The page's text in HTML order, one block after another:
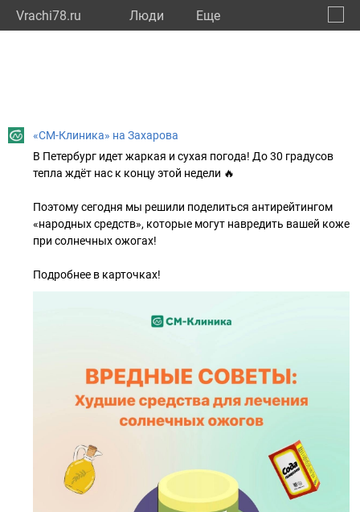
Vrachi78.ru Люди Eще
«СМ-Клиника» на Захарова
В Петербург идет жаркая и сухая погода! До 30 градусов
тепла ждёт нас к концу этой недели 🔥
Поэтому сегодня мы решили поделиться антирейтингом
«народных средств», которые могут навредить вашей коже
при солнечных ожогах!
Подробнее в карточках!